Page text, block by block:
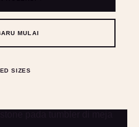
MULAI
SIZES